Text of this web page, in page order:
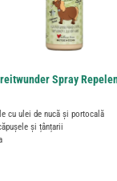
Spray
cu ulei de nucă și portocală
și țânțarii